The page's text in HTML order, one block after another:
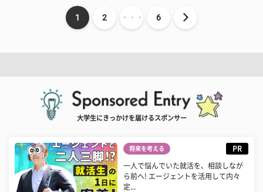
1 2 ・・・ 6
大学生にきっかけを届けるスポンサー
将来を考える PR
一人で悩んでいた就活を、相談しなが
ら前へ! エージェントを活用して内々
定...